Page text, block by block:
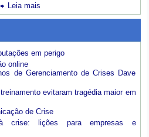
Leia mais
em perigo
online
de Gerenciamento de Crises Dave
evitaram tragédia maior em
de Crise
crise: lições para empresas e